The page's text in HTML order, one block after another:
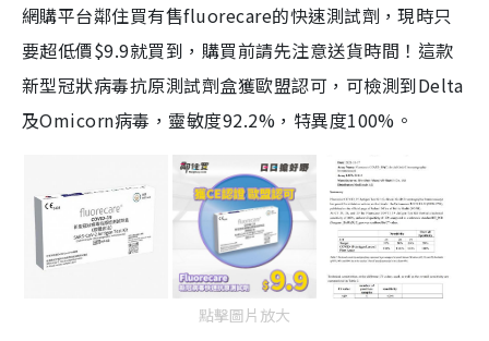
網購平台鄰住買有售fluorecare的快速測試劑，現時只
要超低價$9.9就買到，購買前請先注意送貨時間！這款
新型冠狀病毒抗原測試劑盒獲歐盟認可，可檢測到Delta
及Omicorn病毒，靈敏度92.2%，特異度100%。
點擊圖片放大